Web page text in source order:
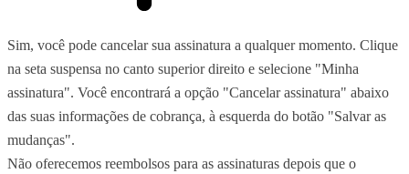
Sim, você pode cancelar sua assinatura a qualquer momento. Clique
na seta suspensa no canto superior direito e selecione "Minha
assinatura". Você encontrará a opção "Cancelar assinatura" abaixo
das suas informações de cobrança, à esquerda do botão "Salvar as
mudanças".
Não oferecemos reembolsos para as assinaturas depois que o